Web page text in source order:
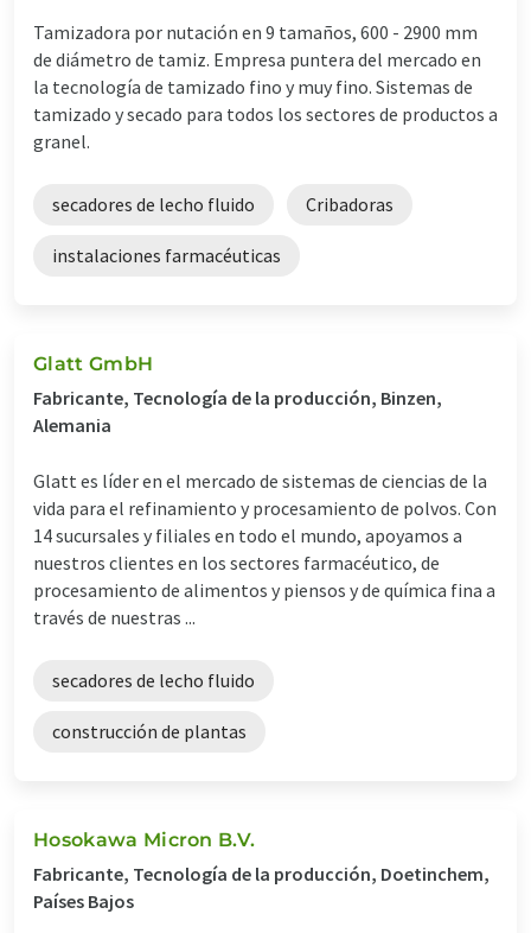
Tamizadora por nutación en 9 tamaños, 600 - 2900 mm
de diámetro de tamiz. Empresa puntera del mercado en
la tecnología de tamizado fino y muy fino. Sistemas de
tamizado y secado para todos los sectores de productos a
granel.
secadores de lecho fluido Cribadoras
instalaciones farmacéuticas
Glatt GmbH
Fabricante, Tecnología de la producción, Binzen,
Alemania
Glatt es líder en el mercado de sistemas de ciencias de la
vida para el refinamiento y procesamiento de polvos. Con
14 sucursales y filiales en todo el mundo, apoyamos a
nuestros clientes en los sectores farmacéutico, de
procesamiento de alimentos y piensos y de química fina a
través de nuestras ...
secadores de lecho fluido
construcción de plantas
Hosokawa Micron B.V.
Fabricante, Tecnología de la producción, Doetinchem,
Países Bajos